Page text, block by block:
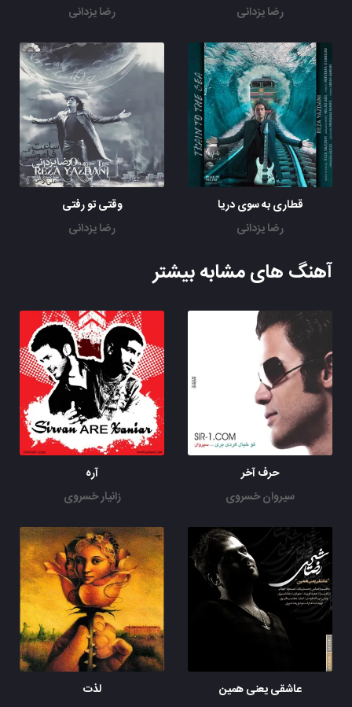
رضا یزدانی
رضا یزدانی
قطاری به سوی دریا
رضا یزدانی
وقتی تو رفتی
رضا یزدانی
آهنگ های مشابه بیشتر
حرف آخر
سیروان خسروی
آره
زانیار خسروی
عاشقی یعنی همین
لذت